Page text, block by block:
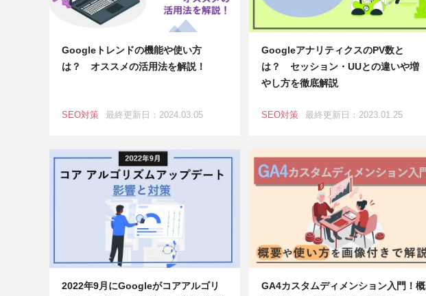
Googleトレンドの機能や使い方
は？ オススメの活用法を解説！
SEO対策 最終更新日：2024.03.05
GoogleアナリティクスのPV数と
は？ セッション・UUとの違いや増
やし方を徹底解説
SEO対策 最終更新日：2023.01.25
2022年9月にGoogleがコアアルゴリ
GA4カスタムディメンション入門！概